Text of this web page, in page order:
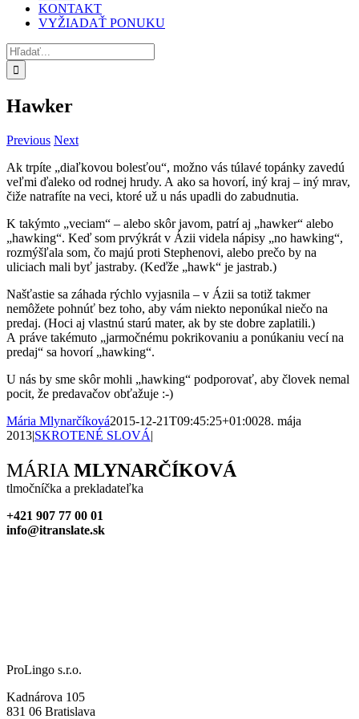
KONTAKT
VYŽIADAŤ PONUKU
Hľadať:
Hawker
Previous Next
Ak trpíte „diaľkovou bolesťou“, možno vás túlavé topánky zavedú
veľmi ďaleko od rodnej hrudy. A ako sa hovorí, iný kraj – iný mrav,
čiže natrafíte na veci, ktoré už u nás upadli do zabudnutia.
K takýmto „veciam“ – alebo skôr javom, patrí aj „hawker“ alebo
„hawking“. Keď som prvýkrát v Ázii videla nápisy „no hawking“,
rozmýšľala som, čo majú proti Stephenovi, alebo prečo by na
uliciach mali byť jastraby. (Keďže „hawk“ je jastrab.)
Našťastie sa záhada rýchlo vyjasnila – v Ázii sa totiž takmer
nemôžete pohnúť bez toho, aby vám niekto neponúkal niečo na
predaj. (Hoci aj vlastnú starú mater, ak by ste dobre zaplatili.)
A práve takémuto „jarmočnému pokrikovaniu a ponúkaniu vecí na
predaj“ sa hovorí „hawking“.
U nás by sme skôr mohli „hawking“ podporovať, aby človek nemal
pocit, že predavačov obťažuje :-)
Mária Mlynarčíková2015-12-21T09:45:25+01:0028. mája
2013|SKROTENÉ SLOVÁ|
Facebook
X
Reddit
LinkedIn
WhatsApp
Tumblr
Pinterest
Vk
Xing
Email
MÁRIA MLYNARČÍKOVÁ
tlmočníčka a prekladateľka
+421 907 77 00 01
info@itranslate.sk
ProLingo s.r.o.
Kadnárova 105
831 06 Bratislava